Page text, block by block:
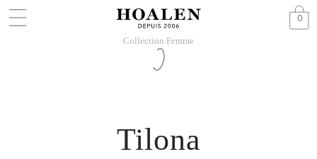
0
Collection Femme
Tilona